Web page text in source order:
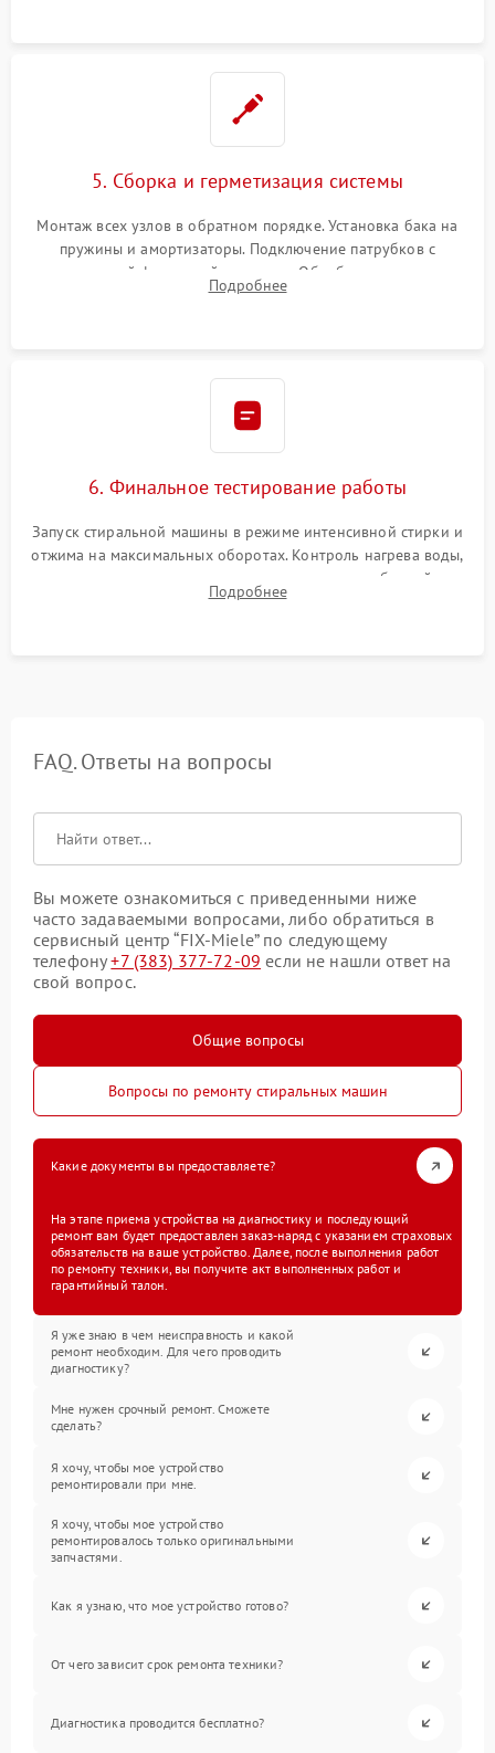
5. Сборка и герметизация системы
Монтаж всех узлов в обратном порядке. Установка бака на
пружины и амортизаторы. Подключение патрубков с
надежной фиксацией хомутами. Обработка стыков
герметиком для предотвращения возможных протечек воды.
Подробнее
6. Финальное тестирование работы
Запуск стиральной машины в режиме интенсивной стирки и
отжима на максимальных оборотах. Контроль нагрева воды,
корректности слива, отсутствия излишних вибраций,
посторонних стуков и протечек под корпусом.
Подробнее
FAQ. Ответы на вопросы
Вы можете ознакомиться с приведенными ниже
часто задаваемыми вопросами, либо обратиться в
сервисный центр “FIX-Miele” по следующему
телефону+7 (383) 377-72-09 если не нашли ответ на
свой вопрос.
Общие вопросы
Вопросы по ремонту стиральных машин
Какие документы вы предоставляете?
На этапе приема устройства на диагностику и последующий
ремонт вам будет предоставлен заказ-наряд с указанием страховых
обязательств на ваше устройство. Далее, после выполнения работ
по ремонту техники, вы получите акт выполненных работ и
гарантийный талон.
Я уже знаю в чем неисправность и какой
ремонт необходим. Для чего проводить
диагностику?
Мне нужен срочный ремонт. Сможете
сделать?
Я хочу, чтобы мое устройство
ремонтировали при мне.
Я хочу, чтобы мое устройство
ремонтировалось только оригинальными
запчастями.
Как я узнаю, что мое устройство готово?
От чего зависит срок ремонта техники?
Диагностика проводится бесплатно?